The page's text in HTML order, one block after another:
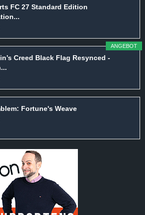
FC 27 Standard Edition
ANGEBOT
Creed Black Flag Resynced -
Fortune's Weave